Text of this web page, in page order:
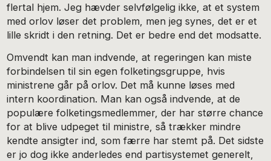
flertal hjem. Jeg hævder selvfølgelig ikke, at et system
med orlov løser det problem, men jeg synes, det er et
lille skridt i den retning. Det er bedre end det modsatte.
Omvendt kan man indvende, at regeringen kan miste
forbindelsen til sin egen folketingsgruppe, hvis
ministrene går på orlov. Det må kunne løses med
intern koordination. Man kan også indvende, at de
populære folketingsmedlemmer, der har større chance
for at blive udpeget til ministre, så trækker mindre
kendte ansigter ind, som færre har stemt på. Det sidste
er jo dog ikke anderledes end partisystemet generelt,